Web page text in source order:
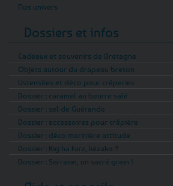
Nos univers
Dossiers et infos
Cadeaux et souvenirs de Bretagne
Objets autour du drapeau breton
Ustensiles et déco pour crêperies
Dossier : caramel au beurre salé
Dossier : sel de Guérande
Dossier : accessoires pour crêpière
Dossier : déco marinière attitude
Dossier : Kig ha Farz, kézako ?
Dossier : Sarrasin, un sacré grain !